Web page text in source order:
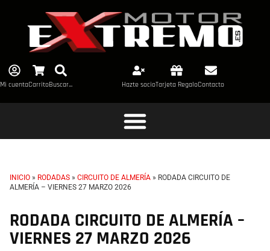
Mi cuentaCarritoBuscar... Hazte socioTarjeta RegaloContacto
INICIO » RODADAS » CIRCUITO DE ALMERÍA » RODADA CIRCUITO DE
ALMERÍA – VIERNES 27 MARZO 2026
RODADA CIRCUITO DE ALMERÍA –
VIERNES 27 MARZO 2026